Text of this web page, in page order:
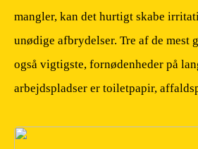
mangler, kan det hurtigt skabe
unødige afbrydelser. Tre af de mest
også vigtigste, fornødenheder på
arbejdspladser er toiletpapir,